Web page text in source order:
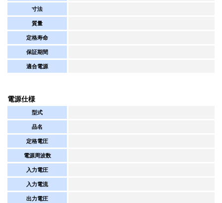
寸法
質量
定格寿命
保証期間
適合電源
電源仕様
型式
品名
定格電圧
電源周波数
入力電圧
入力電流
出力電圧